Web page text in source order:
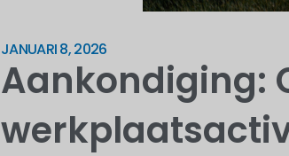
JANUARI 8, 2026
Aankondiging: